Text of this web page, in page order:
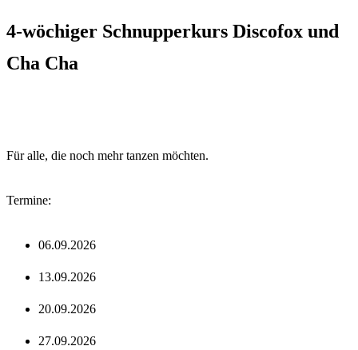
4-wöchiger Schnupperkurs Discofox und
Cha Cha
Für alle, die noch mehr tanzen möchten.
Termine:
06.09.2026
13.09.2026
20.09.2026
27.09.2026